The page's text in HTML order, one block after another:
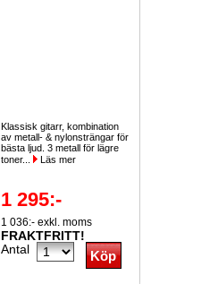
Klassisk gitarr, kombination
av metall- & nylonsträngar för
bästa ljud. 3 metall för lägre
toner...
Läs mer
1 295:-
1 036:- exkl. moms
FRAKTFRITT!
Antal